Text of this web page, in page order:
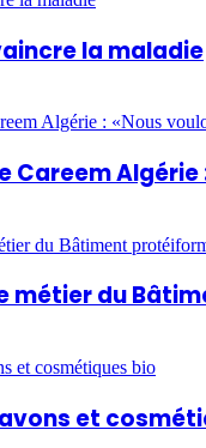
la maladie
métier du
et